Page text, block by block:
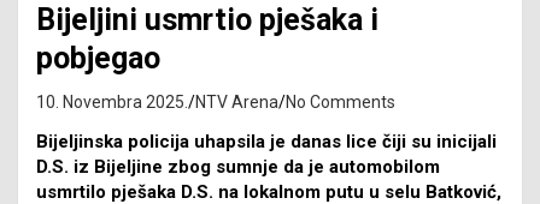
Bijeljini usmrtio pješaka i
pobjegao
10. Novembra 2025. NTV Arena No Comments
Bijeljinska policija uhapsila je danas lice čiji su inicijali
D.S. iz Bijeljine zbog sumnje da je automobilom
usmrtilo pješaka D.S. na lokalnom putu u selu Batković,